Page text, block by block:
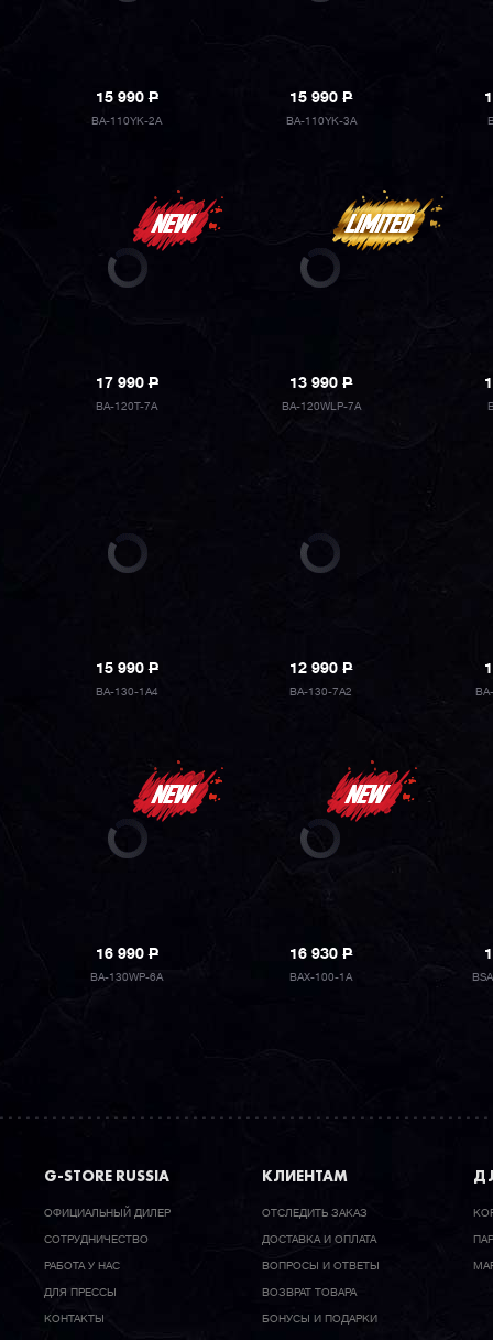
15 990P
BA-110YK-2A
15 990P
BA-110YK-3A
17 990P
BA-120T-7A
13 990P
BA-120WLP-7A
15 990P
BA-130-1A4
12 990P
BA-130-7A2
16 990P
BA-130WP-6A
16 930P
BAX-100-1A
G-STORE RUSSIA
ОФИЦИАЛЬНЫЙ ДИЛЕР
CОТРУДНИЧЕСТВО
РАБОТА У НАС
ДЛЯ ПРЕССЫ
КОНТАКТЫ
КЛИЕНТАМ
ОТСЛЕДИТЬ ЗАКАЗ
ДОСТАВКА И ОПЛАТА
ВОПРОСЫ И ОТВЕТЫ
ВОЗВРАТ ТОВАРА
БОНУСЫ И ПОДАРКИ